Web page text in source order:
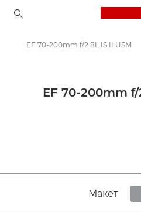
Об’єктиви для камер Canon
EF 70-200mm f/2.8L IS II USM
EF 70-200mm f/
Макет